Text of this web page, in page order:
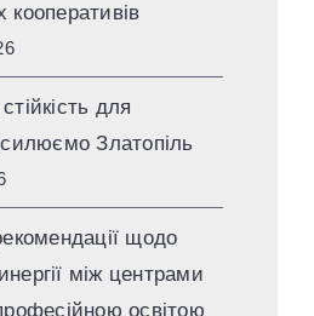
кооперативів
для
Златопіль
щодо
між центрами
освітою